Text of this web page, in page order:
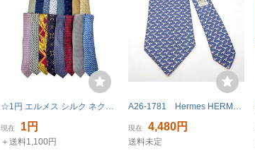
☆1円 エルメス シルク ネクタイ H柄 パンダ柄 カンガルー柄 総柄 など メンズ ビジネス 服飾小物 大量おまとめセット
現在 1円
＋送料1,100円
A26-1781 Hermes HERMES エルメス ネクタイ カモメ 鳥 シルク100％ ブルー系 青 クリーニング済 レタパ可
現在 4,480円
送料未定